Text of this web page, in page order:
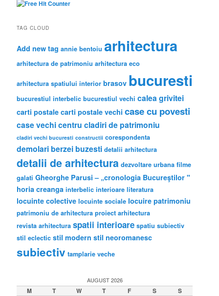
h
TAG CLOUD
Add new tag annie bentoiu arhitectura
arhitectura de patrimoniu arhitectura eco
arhitectura spatiului interior brasov bucuresti
bucurestiul interbelic bucurestiul vechi calea grivitei
carti postale carti postale vechi case cu povesti
case vechicentru cladiri de patrimoniu
cladiri vechi bucuresti constructii corespondenta
demolari berzei buzesti detalii arhitectura
detalii de arhitectura dezvoltare urbana filme
galati Gheorghe Parusi – „cronologia Bucureştilor "
horia creanga interbelic interioare literatura
locuinte colective locuinte sociale locuire patrimoniu
patrimoniu de arhitectura proiect arhitectura
revista arhitectura spatii interioare spatiu subiectiv
stil eclectic stil modern stil neoromanesc
subiectiv tamplarie veche
AUGUST 2026
M T W T F S S